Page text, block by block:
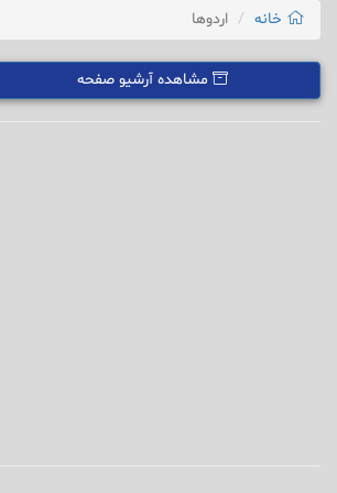
خانه اردوها
مشاهده آرشیو صفحه